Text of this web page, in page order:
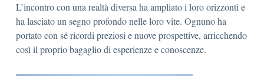
L’incontro con una realtà diversa ha ampliato i loro orizzonti e
ha lasciato un segno profondo nelle loro vite. Ognuno ha
portato con sé ricordi preziosi e nuove prospettive, arricchendo
così il proprio bagaglio di esperienze e conoscenze.